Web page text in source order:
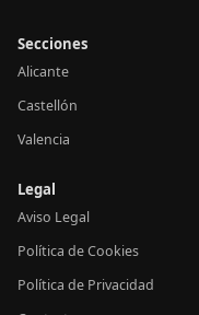
Secciones
Alicante
Castellón
Valencia
Legal
Aviso Legal
Política de Cookies
Política de Privacidad